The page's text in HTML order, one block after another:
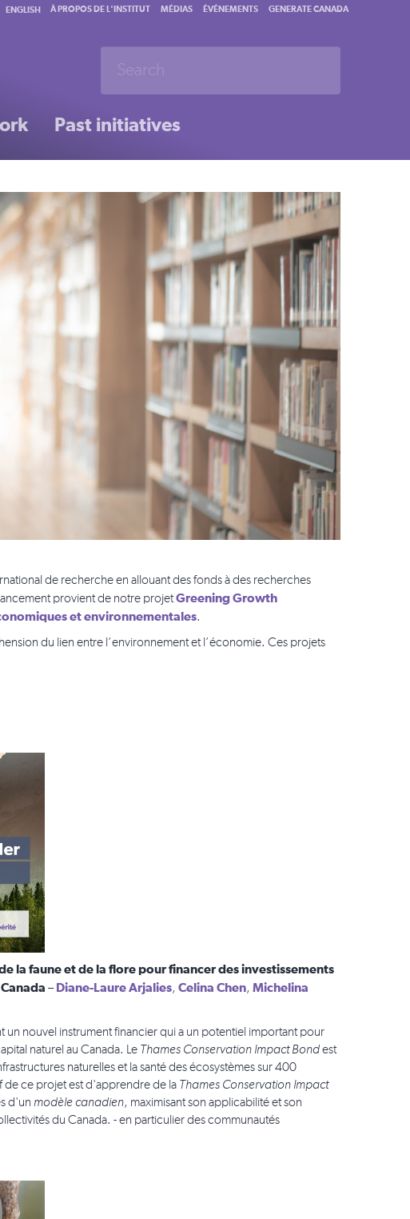
Past initiatives
ENGLISH À PROPOS DE L'INSTITUT MÉDIAS ÉVÉNEMENTS GENERATE CANADA
de recherche en allouant des fonds à des recherches
provient de notre projetGreening Growth
et environnementales.
du lien entre l’environnement et l’économie. Ces projets
la faune et de la flore pour financer des investissements
– Diane-Laure Arjalies, Celina Chen, Michelina
un nouvel instrument financier qui a un potentiel important pour
naturel au Canada. Le Thames Conservation Impact Bondest
naturelles et la santé des écosystèmes sur 400
de ce projet est d'apprendre de la Thames Conservation Impact
d'un modèle canadien, maximisant son applicabilité et son
du Canada. - en particulier des communautés